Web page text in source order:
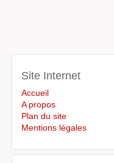
Site Internet
Accueil
A propos
Plan du site
Mentions légales